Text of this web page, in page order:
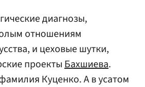
диагнозы,
отношениям
и цеховые шутки,
проектыБахшиева.
Куценко. А в усатом